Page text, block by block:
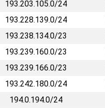
193.203.105.0/24
193.228.139.0/24
193.238.134.0/23
193.239.160.0/23
193.239.166.0/23
193.242.180.0/24
194.0.194.0/24